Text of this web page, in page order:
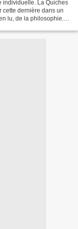
individuelle. La Quiches
cette dernière dans un
lu, de la philosophie.